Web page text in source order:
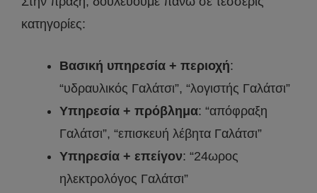
κατηγορίες:
Βασική υπηρεσία + περιοχή:
“υδραυλικός Γαλάτσι”, “λογιστής Γαλάτσι”
Υπηρεσία + πρόβλημα: “απόφραξη
Γαλάτσι”, “επισκευή λέβητα Γαλάτσι”
Υπηρεσία + επείγον: “24ωρος
ηλεκτρολόγος Γαλάτσι”